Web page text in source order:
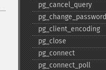
pg_​cancel_​query
pg_​change_​password
pg_​client_​encoding
pg_​close
pg_​connect
pg_​connect_​poll